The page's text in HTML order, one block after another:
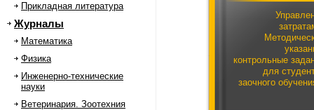
Прикладная литература
Журналы
Математика
Физика
Инженерно-технические
науки
Ветеринария. Зоотехния
контрольные
для
заочного